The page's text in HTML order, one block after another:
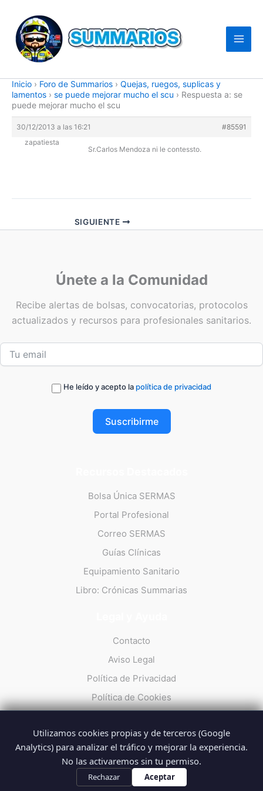
contenido
Inicio › Foro de Summarios › Quejas, ruegos, suplicas y
lamentos › se puede mejorar mucho el scu › Respuesta a: se
puede mejorar mucho el scu
30/12/2013 a las 16:21
#85591
zapatiesta
Sr.Carlos Mendoza ni le contessto.
SIGUIENTE
Únete a la Comunidad
Recibe alertas de bolsas, convocatorias, protocolos
actualizados y recursos para profesionales sanitarios.
He leído y acepto la política de privacidad
Suscribirme
Bolsa Única SERMAS
Portal Profesional
Correo SERMAS
Guías Clínicas
Equipamiento Sanitario
Libro: Crónicas Summarias
Contacto
Aviso Legal
Política de Privacidad
Política de Cookies
© 2026 Summarios · La web no oficial de los profesionales del
SUMMA 112
Utilizamos cookies propias y de terceros (Google
Analytics) para analizar el tráfico y mejorar la experiencia.
No las activaremos sin tu permiso.
Rechazar Aceptar